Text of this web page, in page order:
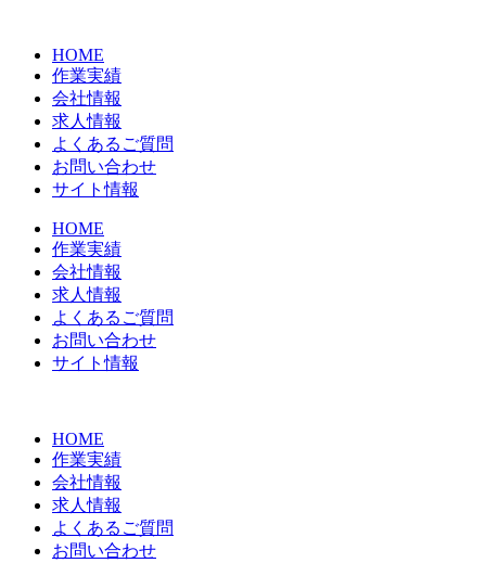
HOME
作業実績
会社情報
求人情報
よくあるご質問
お問い合わせ
サイト情報
HOME
作業実績
会社情報
求人情報
よくあるご質問
お問い合わせ
サイト情報
HOME
作業実績
会社情報
求人情報
よくあるご質問
お問い合わせ